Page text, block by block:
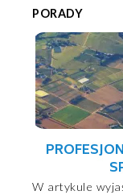
PORADY
W artykule